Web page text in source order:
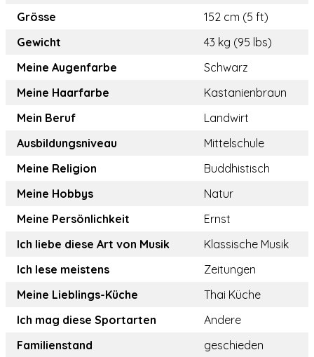
Grösse
152 cm (5 ft)
Gewicht
43 kg (95 lbs)
Meine Augenfarbe
Schwarz
Meine Haarfarbe
Kastanienbraun
Mein Beruf
Landwirt
Ausbildungsniveau
Mittelschule
Meine Religion
Buddhistisch
Meine Hobbys
Natur
Meine Persönlichkeit
Ernst
Ich liebe diese Art von Musik
Klassische Musik
Ich lese meistens
Zeitungen
Meine Lieblings-Küche
Thai Küche
Ich mag diese Sportarten
Andere
Familienstand
geschieden